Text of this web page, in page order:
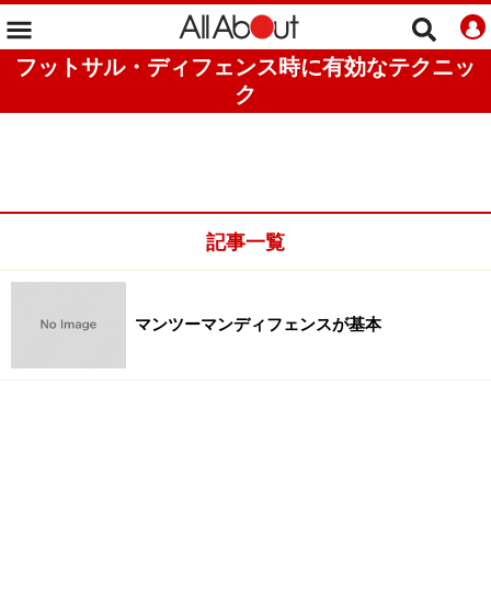
フットサル・ディフェンス時に有効なテクニッ
ク
記事一覧
マンツーマンディフェンスが基本